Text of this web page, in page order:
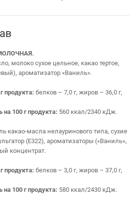
молоко сухое цельное, какао тертое,
ароматизатор «Ваниль».
продукта: белков – 7,0 г, жиров – 36,0 г,
на 100 г продукта: 560 ккал/2340 кДж.
какао-масла нелауринового типа, сухие
(Е322), ароматизаторы («Ваниль»,
концентрат.
продукта: белков – 3,0 г, жиров – 37,0 г,
на 100 г продукта: 580 ккал/2430 кДж.